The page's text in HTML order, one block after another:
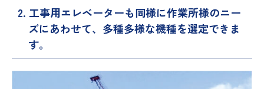
2. 工事用エレベーターも同様に作業所様のニー
ズにあわせて、多種多様な機種を選定できま
す。